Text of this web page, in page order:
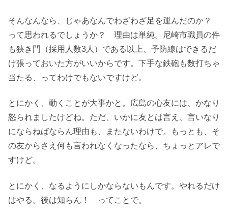
そんなんなら、じゃあなんでわざわざ足を運んだのか？
って思われるでしょうか？ 理由は単純。尼崎市職員の件
も狭き門（採用人数3人）である以上、予防線はできるだ
け張っておいた方がいいからです。下手な鉄砲も数打ちゃ
当たる、ってわけでもないですけど。
とにかく、動くことが大事かと。広島の心友には、かなり
怒られましたけどね。ただ、いかに友とは言え、言いなり
にならねばならん理由も、またないわけで。もっとも、そ
の友からさえ何も言われなくなったなら、ちょっとアレで
すけど。
とにかく、なるようにしかならないもんです。やれるだけ
はやる。後は知らん！ ってことで。